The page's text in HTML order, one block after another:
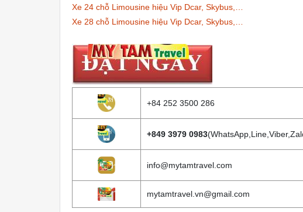
Xe 24 chỗ Limousine hiệu Vip Dcar, Skybus,…
Xe 28 chỗ Limousine hiệu Vip Dcar, Skybus,…
+84 252 3500 286
+849 3979 0983
info@mytamtravel.com
mytamtravel.vn@gmail.com